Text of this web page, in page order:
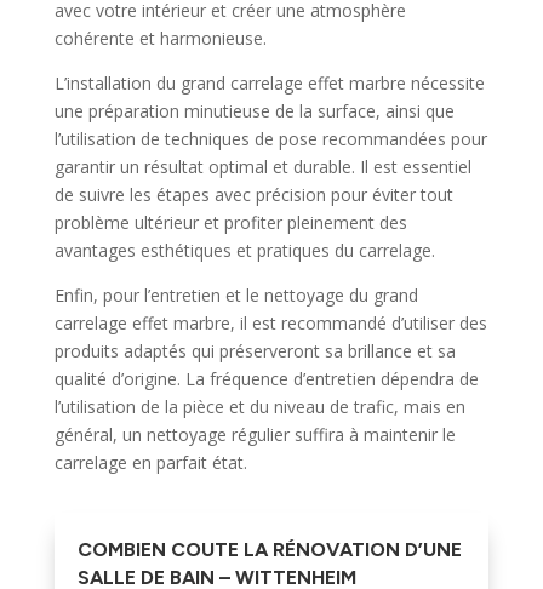
avec votre intérieur et créer une atmosphère
cohérente et harmonieuse.
L’installation du grand carrelage effet marbre nécessite
une préparation minutieuse de la surface, ainsi que
l’utilisation de techniques de pose recommandées pour
garantir un résultat optimal et durable. Il est essentiel
de suivre les étapes avec précision pour éviter tout
problème ultérieur et profiter pleinement des
avantages esthétiques et pratiques du carrelage.
Enfin, pour l’entretien et le nettoyage du grand
carrelage effet marbre, il est recommandé d’utiliser des
produits adaptés qui préserveront sa brillance et sa
qualité d’origine. La fréquence d’entretien dépendra de
l’utilisation de la pièce et du niveau de trafic, mais en
général, un nettoyage régulier suffira à maintenir le
carrelage en parfait état.
COMBIEN COUTE LA RÉNOVATION D’UNE
SALLE DE BAIN – WITTENHEIM